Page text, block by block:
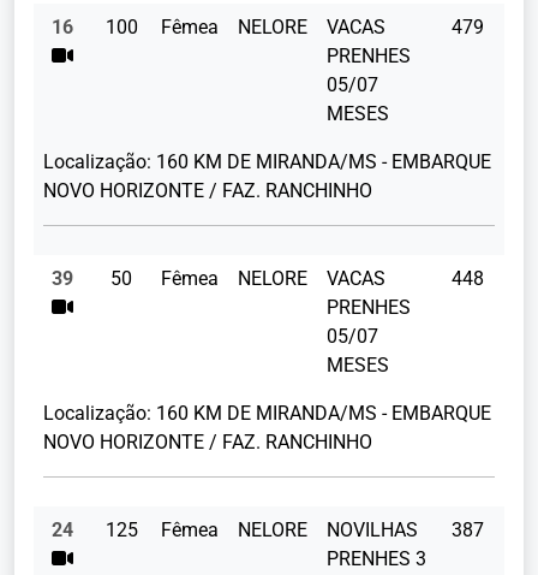
16 100 Fêmea NELORE
VACAS
PRENHES
05/07
MESES
479
Localização: 160 KM DE MIRANDA/MS - EMBARQUE
NOVO HORIZONTE / FAZ. RANCHINHO
39 50 Fêmea NELORE
VACAS
PRENHES
05/07
MESES
448
Localização: 160 KM DE MIRANDA/MS - EMBARQUE
NOVO HORIZONTE / FAZ. RANCHINHO
24 125 Fêmea NELORE
NOVILHAS
PRENHES 3
387